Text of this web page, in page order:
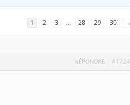
1 2 3 … 28 29 30 →
#1724
RÉPONDRE